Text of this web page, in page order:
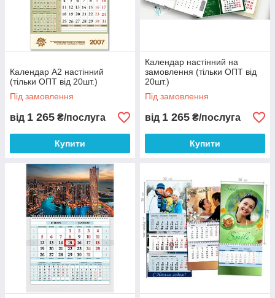
Календар А2 настінний
(тільки ОПТ від 20шт.)
Під замовлення
від 1 265 ₴/послуга
Купити
Календар настінний на
замовлення (тільки ОПТ від
20шт.)
Під замовлення
від 1 265 ₴/послуга
Купити